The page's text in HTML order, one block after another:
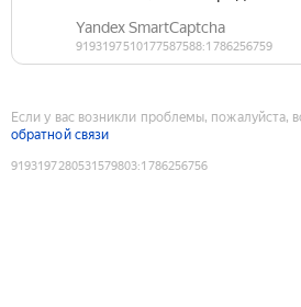
Если у вас возникли проблемы, пожалуйста,
обратной связи
9193197280531579803:1786256756